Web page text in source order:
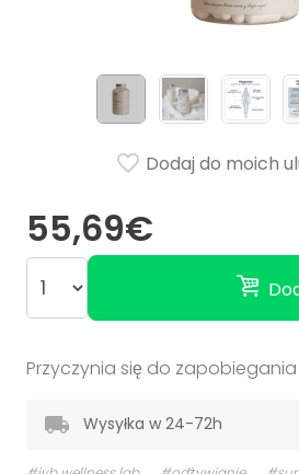
55,69€
Dodaj do moich
Przyczynia się do
Wysyłka w 24-72h